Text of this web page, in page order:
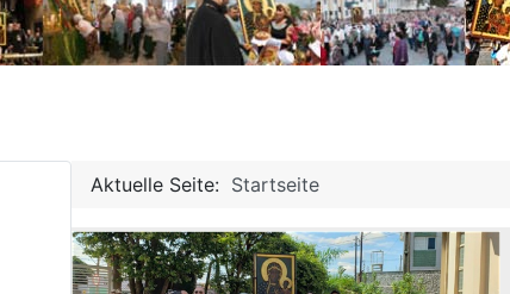
Aktuelle Seite: Startseite